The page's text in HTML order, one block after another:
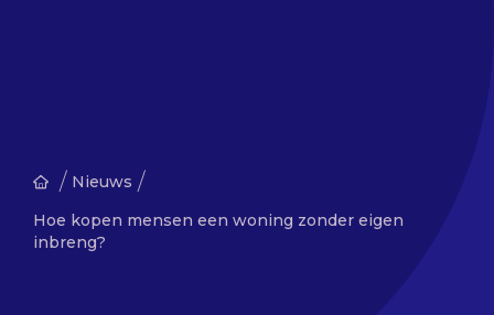
/ Nieuws /
Hoe kopen mensen een woning zonder eigen
inbreng?